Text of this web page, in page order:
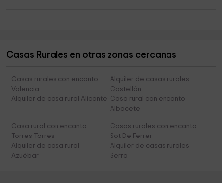
Casas Rurales en otras zonas cercanas
Casas rurales con encanto
Valencia
Alquiler de casas rurales
Castellón
Alquiler de casa rural Alicante Casa rural con encanto
Albacete
Casa rural con encanto
Torres Torres
Casas rurales con encanto
Sot De Ferrer
Alquiler de casa rural
Azuébar
Alquiler de casas rurales
Serra